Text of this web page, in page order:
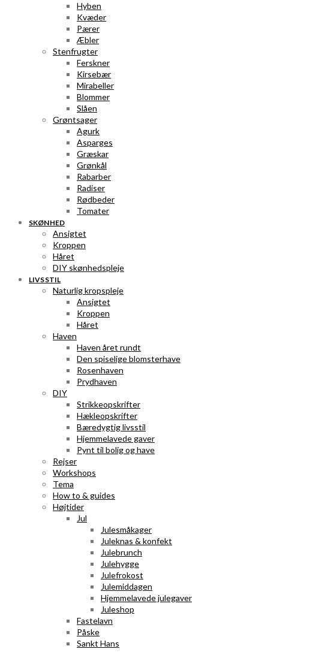
Hyben
Kvæder
Pærer
Æbler
Stenfrugter
Ferskner
Kirsebær
Mirabeller
Blommer
Slåen
Grøntsager
Agurk
Asparges
Græskar
Grønkål
Rabarber
Radiser
Rødbeder
Tomater
SKØNHED
Ansigtet
Kroppen
Håret
DIY skønhedspleje
LIVSSTIL
Naturlig kropspleje
Ansigtet
Kroppen
Håret
Haven
Haven året rundt
Den spiselige blomsterhave
Rosenhaven
Prydhaven
DIY
Strikkeopskrifter
Hækleopskrifter
Bæredygtig livsstil
Hjemmelavede gaver
Pynt til bolig og have
Rejser
Workshops
Tema
How to & guides
Højtider
Jul
Julesmåkager
Juleknas & konfekt
Julebrunch
Julehygge
Julefrokost
Julemiddagen
Hjemmelavede julegaver
Juleshop
Fastelavn
Påske
Sankt Hans